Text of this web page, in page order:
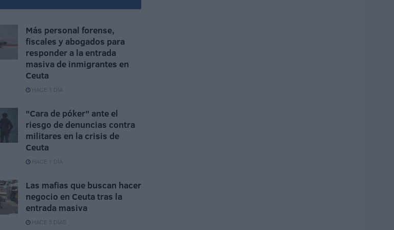
Más personal forense,
fiscales y abogados para
responder a la entrada
masiva de inmigrantes en
Ceuta
HACE 1 DÍA
"Cara de póker" ante el
riesgo de denuncias contra
militares en la crisis de
Ceuta
HACE 1 DÍA
Las mafias que buscan hacer
negocio en Ceuta tras la
entrada masiva
HACE 5 DÍAS